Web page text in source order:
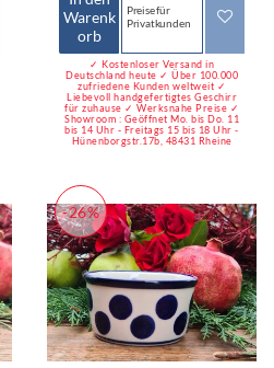
Warenk
orb
Preise für
Privatkunden
✓ Kostenloser Versand in
Deutschland heute ✓ Über 100.000
zufriedene Kunden weltweit ✓
Liebevoll handgefertigtes Geschirr
für zuhause ✓ Werksnahe Preise ✓
Showroom : Geöffnet Mo. bis Do. 11
bis 14 Uhr - Freitags 15 bis 18 Uhr -
Hünenborgstr.17b, 48431 Rheine
-26%